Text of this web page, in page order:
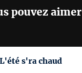
pouvez aimer
L'été s'ra chaud